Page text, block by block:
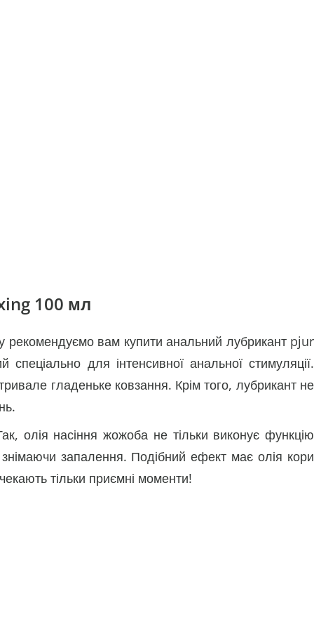
100 мл
рекомендуємо вам купити анальний лубрикант pjur
для інтенсивної анальної стимуляції.
гладеньке ковзання. Крім того, лубрикант не
олія насіння жожоба не тільки виконує функцію
запалення. Подібний ефект має олія кори
тільки приємні моменти!